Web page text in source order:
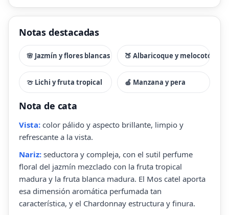
Notas destacadas
🌸 Jazmín y flores blancas 🍑 Albaricoque y melocotón
🍈 Lichi y fruta tropical 🍏 Manzana y pera
Nota de cata
Vista: color pálido y aspecto brillante, limpio y
refrescante a la vista.
Nariz: seductora y compleja, con el sutil perfume
floral del jazmín mezclado con la fruta tropical
madura y la fruta blanca madura. El Mos catel aporta
esa dimensión aromática perfumada tan
característica, y el Chardonnay estructura y finura.